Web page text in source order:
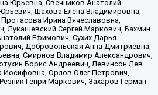
Юрьевна, Свечников Анатолий
Шахова Елена Владимировна,
Ирина Вячеславовна,
Лукашевский Сергей Маркович, Бахмин
Ефимович, Сухих Дарья
Добровольская Анна Дмитриевна,
Смирнов Владимир Александрович,
Борис Андреевич, Левинсон Лев
Орлов Олег Петрович,
Генри Маркович, Захаров Герман